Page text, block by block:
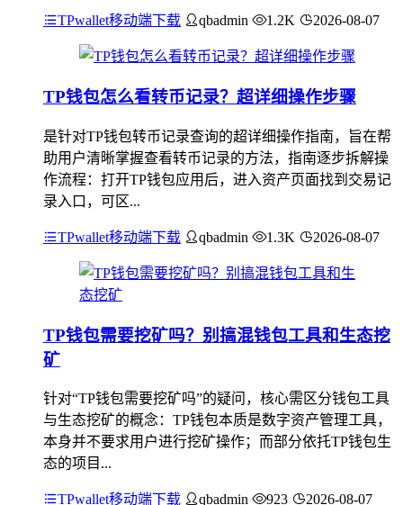
TPwallet移动端下载 qbadmin 1.2K 2026-08-07
TP钱包怎么看转币记录？超详细操作步骤
是针对TP钱包转币记录查询的超详细操作指南，旨在帮
助用户清晰掌握查看转币记录的方法，指南逐步拆解操
作流程：打开TP钱包应用后，进入资产页面找到交易记
录入口，可区...
TPwallet移动端下载 qbadmin 1.3K 2026-08-07
TP钱包需要挖矿吗？别搞混钱包工具和生态挖
矿
针对“TP钱包需要挖矿吗”的疑问，核心需区分钱包工具
与生态挖矿的概念：TP钱包本质是数字资产管理工具，
本身并不要求用户进行挖矿操作；而部分依托TP钱包生
态的项目...
TPwallet移动端下载 qbadmin 923 2026-08-07